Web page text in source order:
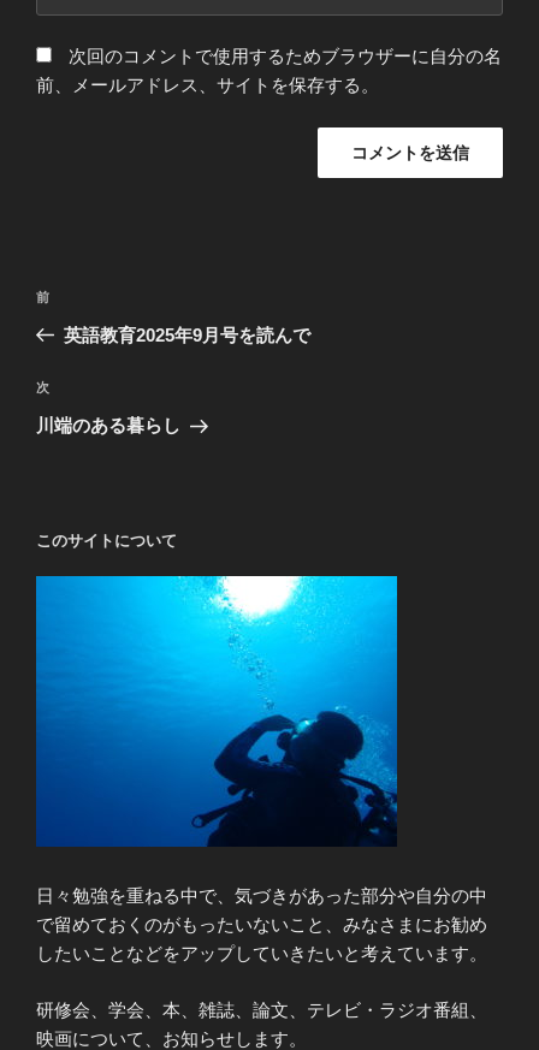
次回のコメントで使用するためブラウザーに自分の名
前、メールアドレス、サイトを保存する。
投
ビ
ゲ
ン
前
の
稿
前
英語教育2025年9月号を読んで
次
の
次
川端のある暮らし
このサイトについて
日々勉強を重ねる中で、気づきがあった部分や自分の中
で留めておくのがもったいないこと、みなさまにお勧め
したいことなどをアップしていきたいと考えています。
研修会、学会、本、雑誌、論文、テレビ・ラジオ番組、
映画について、お知らせします。